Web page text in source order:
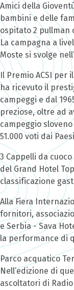
Amici della
bambini e delle
ospitato 2 pullman
La campagna a
Moste si svolge
Il Premio ACSI per
ha ricevuto il
campeggi e dal
preziose, oltre ad
campeggio
51.000 voti dai
3 Cappelli da
del Grand Hotel
classificazione
Alla Fiera
fornitori,
e Serbia - Sava
la performance di
Parco acquatico
Nell’edizione di
ascoltatori di